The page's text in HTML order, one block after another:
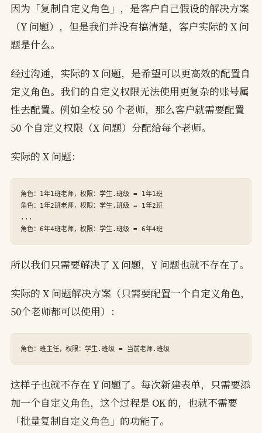
因为「复制自定义角色」，是客户自己假设的解决方案
（Y 问题），但是我们并没有搞清楚，客户实际的 X 问
题是什么。
经过沟通，实际的 X 问题，是希望可以更高效的配置自
定义角色。我们的自定义权限无法使用更复杂的账号属
性去配置。例如全校 50 个老师，那么客户就需要配置
50 个自定义权限（X 问题）分配给每个老师。
实际的 X 问题：
角色：1年1班老师，权限：学生.班级 = 1年1班
角色：1年2班老师，权限：学生.班级 = 1年2班
...
所以我们只需要解决了 X 问题，Y 问题也就不存在了。
实际的 X 问题解决方案（只需要配置一个自定义角色，
50个老师都可以使用）：
这样子也就不存在 Y 问题了。每次新建表单，只需要添
加一个自定义角色，这个过程是 OK 的，也就不需要
「批量复制自定义角色」的功能了。